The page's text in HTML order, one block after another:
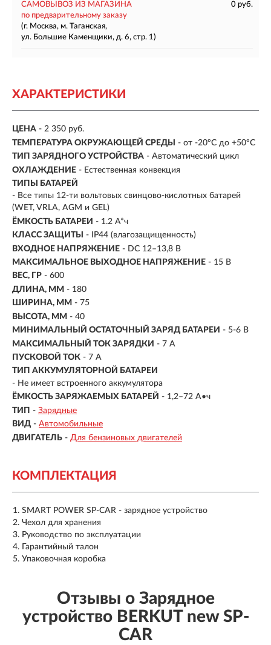
САМОВЫВОЗ ИЗ МАГАЗИНА
0 руб.
по предварительному заказу
(г. Москва, м. Таганская,
ул. Большие Каменщики, д. 6, стр. 1)
ХАРАКТЕРИСТИКИ
ЦЕНА - 2 350 руб.
ТЕМПЕРАТУРА ОКРУЖАЮЩЕЙ СРЕДЫ
- от -20ºС до +50ºС
ТИП ЗАРЯДНОГО УСТРОЙСТВА - Автоматический цикл
ОХЛАЖДЕНИЕ - Естественная конвекция
ТИПЫ БАТАРЕЙ
- Все типы 12-ти вольтовых свинцово-кислотных батарей
(WET, VRLA, AGM и GEL)
ЁМКОСТЬ БАТАРЕИ - 1.2 А*ч
КЛАСС ЗАЩИТЫ
- IP44 (влагозащищенность)
ВХОДНОЕ НАПРЯЖЕНИЕ - DC 12–13,8 В
МАКСИМАЛЬНОЕ ВЫХОДНОЕ НАПРЯЖЕНИЕ - 15 В
ВЕС, ГР - 600
ДЛИНА, ММ - 180
ШИРИНА, ММ - 75
ВЫСОТА, ММ - 40
МИНИМАЛЬНЫЙ ОСТАТОЧНЫЙ ЗАРЯД БАТАРЕИ - 5-6 B
МАКСИМАЛЬНЫЙ ТОК ЗАРЯДКИ - 7 A
ПУСКОВОЙ ТОК - 7 A
ТИП АККУМУЛЯТОРНОЙ БАТАРЕИ
- Не имеет встроенного аккумулятора
ЁМКОСТЬ ЗАРЯЖАЕМЫХ БАТАРЕЙ - 1,2–72 А•ч
ТИП - Зарядные
ВИД - Автомобильные
ДВИГАТЕЛЬ - Для бензиновых двигателей
КОМПЛЕКТАЦИЯ
SMART POWER SP-CAR - зарядное устройство
Чехол для хранения
Руководство по эксплуатации
Гарантийный талон
Упаковочная коробка
Отзывы о Зарядное
устройство BERKUT new SP-
CAR